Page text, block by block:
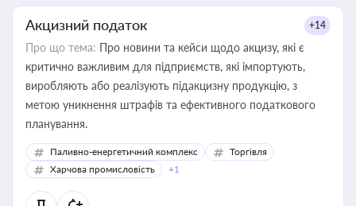
Акцизний податок +14
Про що тема: Про новини та кейси щодо акцизу, які є
критично важливим для підприємств, які імпортують,
виробляють або реалізують підакцизну продукцію, з
метою уникнення штрафів та ефективного податкового
планування.
Паливно-енергетичний комплекс
Торгівля
Харчова промисловість
+1